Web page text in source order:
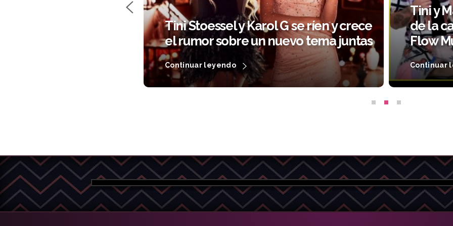
Tini Stoessel y Karol G se ríen y crece
el rumor sobre un nuevo tema juntas
Continuar leyendo
Tini y
de la
Flow
Continuar